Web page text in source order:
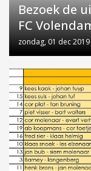
Bezoek de
FC
zondag, 01 dec 2019